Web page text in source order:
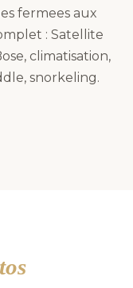
fermees aux
: Satellite
climatisation,
snorkeling.